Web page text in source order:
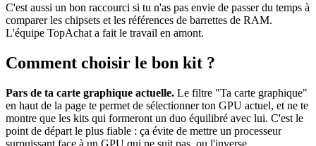
C'est aussi un bon raccourci si tu n'as pas envie de passer du temps à
comparer les chipsets et les références de barrettes de RAM.
L'équipe TopAchat a fait le travail en amont.
Comment choisir le bon kit ?
Pars de ta carte graphique actuelle. Le filtre "Ta carte graphique"
en haut de la page te permet de sélectionner ton GPU actuel, et ne te
montre que les kits qui formeront un duo équilibré avec lui. C'est le
point de départ le plus fiable : ça évite de mettre un processeur
surpuissant face à un GPU qui ne suit pas, ou l'inverse.